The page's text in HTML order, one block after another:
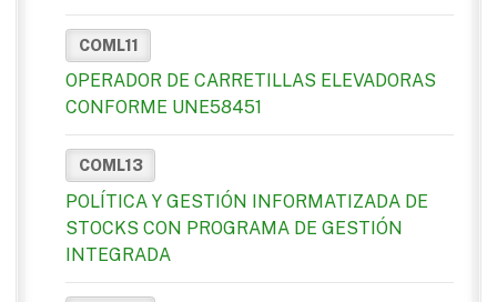
COML11
OPERADOR DE CARRETILLAS ELEVADORAS
CONFORME UNE58451
COML13
POLÍTICA Y GESTIÓN INFORMATIZADA DE
STOCKS CON PROGRAMA DE GESTIÓN
INTEGRADA